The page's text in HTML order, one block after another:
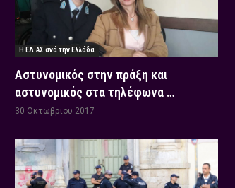
Η ΕΛ.ΑΣ ανά την Ελλάδα
Αστυνομικός στην πράξη και
αστυνομικός στα τηλέφωνα …
30 Οκτωβρίου 2017